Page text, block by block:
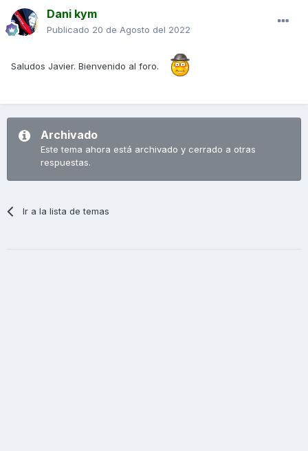
Dani kym
Publicado 20 de Agosto del 2022
Saludos Javier. Bienvenido al foro.
Archivado
Este tema ahora está archivado y cerrado a otras
respuestas.
Ir a la lista de temas